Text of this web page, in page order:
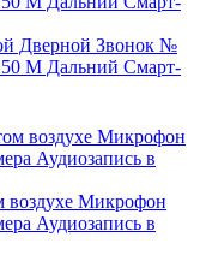
Дверной Звонок №
М Дальний Смарт-
воздухе Микрофон
Аудиозапись в